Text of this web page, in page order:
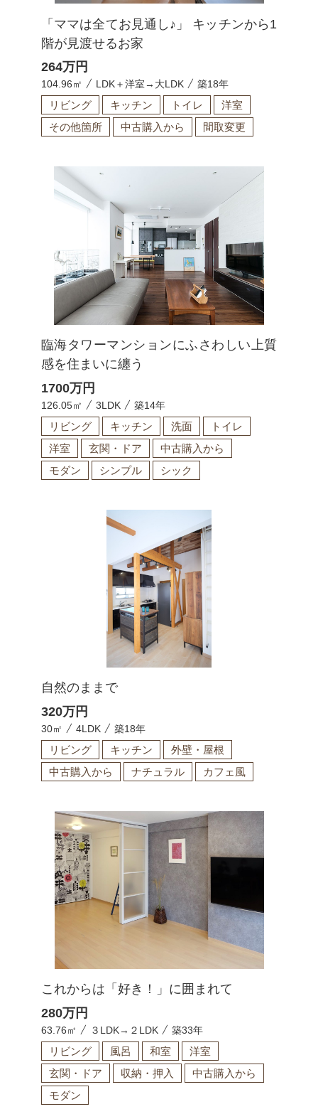
「ママは全てお見通し♪」 キッチンから1
階が見渡せるお家
264万円
104.96㎡ LDK＋洋室→大LDK 築18年
リビング キッチン トイレ
洋室
その他箇所
中古購入から 間取変更
臨海タワーマンションにふさわしい上質
感を住まいに纏う
1700万円
126.05㎡ 3LDK 築14年
リビング キッチン 洗面
トイレ
洋室
玄関・ドア
中古購入から
モダン
シンプル シック
自然のままで
320万円
30㎡ 4LDK 築18年
リビング キッチン
外壁・屋根
中古購入から
ナチュラル カフェ風
これからは「好き！」に囲まれて
280万円
63.76㎡ ３LDK→２LDK 築33年
リビング 風呂 和室
洋室
玄関・ドア
収納・押入
中古購入から
モダン